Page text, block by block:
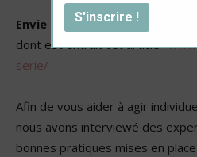
Envie d’aller plus loin ?
dont est extrait cet article :
serie/
Afin de vous aider à agir
nous avons interviewé des
bonnes pratiques mises en